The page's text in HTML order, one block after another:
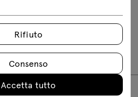
Rifiuto
Consenso
Accetta tutto